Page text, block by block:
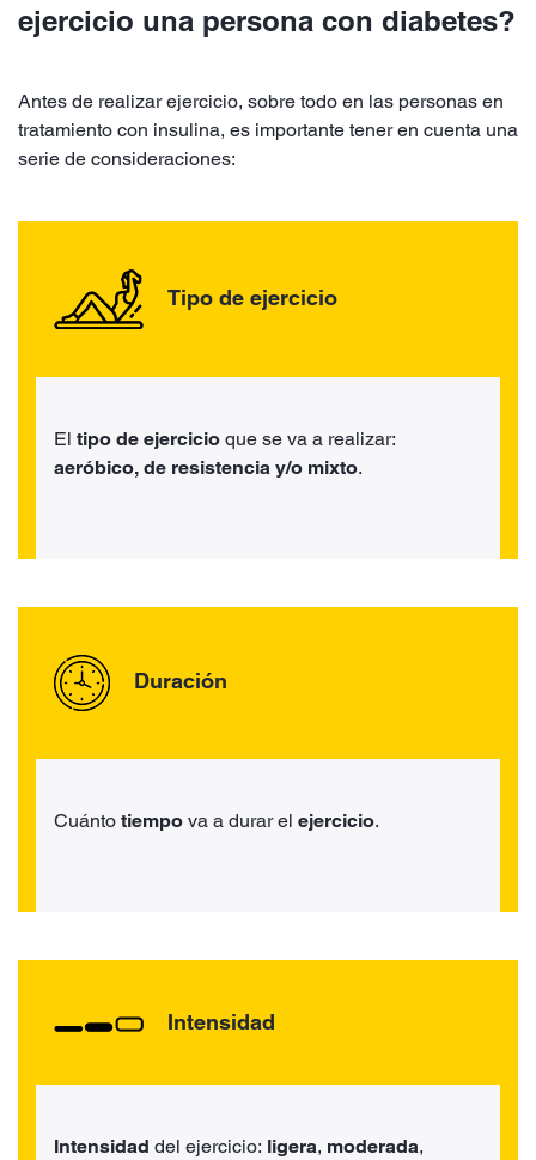
ejercicio una persona con diabetes?
Antes de realizar ejercicio, sobre todo en las personas en
tratamiento con insulina, es importante tener en cuenta una
serie de consideraciones:
Tipo de ejercicio
El tipo de ejercicio que se va a realizar:
aeróbico, de resistencia y/o mixto.
Duración
Cuánto tiempo va a durar el ejercicio.
Intensidad
Intensidad del ejercicio: ligera, moderada,